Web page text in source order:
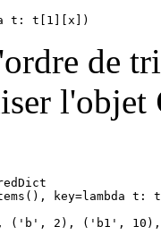
t: t[1][x])
de
l'objet
key=lambda
('b', 2), ('b1',